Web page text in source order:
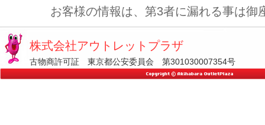
お客様の情報は、第3者に漏れる事は御
株式会社アウトレットプラザ
古物商許可証 東京都公安委員会 第301030007354号